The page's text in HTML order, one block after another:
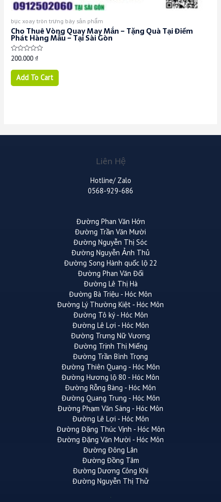
bục xoay tròn trưng bày sản phẩm
Cho Thuê Vòng Quay May Mắn – Tặng Quà Tại Điểm
Phát Hàng Mẫu – Tại Sài Gòn
Rated
out
200.000₫
Add To Cart
Liên Hệ
Hotline/ Zalo
0568-929-686
Đường Phan Văn Hớn
Đường Trần Văn Mười
Đường Nguyễn Thị Sóc
Đường Nguyễn Ảnh Thủ
Đường Song Hành quốc lộ 22
Đường Phan Văn Đối
Đường Lê Thị Hà
Đường Bà Triệu - Hóc Môn
Đường Lý Thường Kiệt - Hóc Môn
Đường Tô ký - Hóc Môn
Đường Lê Lợi - Hóc Môn
Đường Trưng Nữ Vương
Đường Trịnh Thị Miếng
Đường Trần Bình Trọng
Đường Thiên Quang - Hóc Môn
Đường Hương lộ 80 - Hóc Môn
Đường Rỗng Bàng - Hóc Môn
Đường Quang Trung - Hóc Môn
Đường Phạm Văn Sáng - Hóc Môn
Đường Lê Lợi - Hóc Môn
Đường Đặng Thúc Vịnh - Hóc Môn
Đường Đặng Văn Mười - Hóc Môn
Đường Đông Lân
Đường Đồng Tâm
Đường Dương Công Khi
Đường Nguyễn Thị Thử